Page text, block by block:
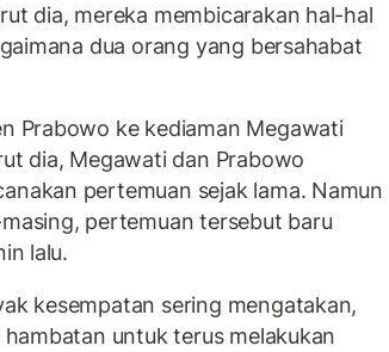
dia, mereka membicarakan hal-hal
dua orang yang bersahabat
Prabowo ke kediaman Megawati
dia, Megawati dan Prabowo
pertemuan sejak lama. Namun
pertemuan tersebut baru
lalu.
kesempatan sering mengatakan,
untuk terus melakukan